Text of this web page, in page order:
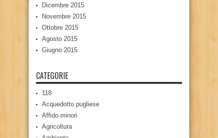
Dicembre 2015
Novembre 2015
Ottobre 2015
Agosto 2015
Giugno 2015
CATEGORIE
118
Acquedotto pugliese
Affido minori
Agricoltura